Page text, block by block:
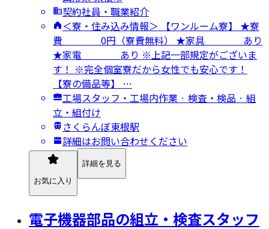
契約社員・職業紹介
＜寮・住み込み情報＞ 【ワンルーム寮】 ★寮
費 0円（寮費無料） ★家具 あり
★家電 あり ※上記一部規定がございま
す！ ※完全個室寮だから女性でも安心です！
【寮の備品等】 …
工場スタッフ・工場内作業 · 検査・検品 · 組
立・組付け
さくらんぼ東根駅
詳細はお問い合わせください
お気に入り
詳細を見る
電子機器部品の組立・検査スタッフ